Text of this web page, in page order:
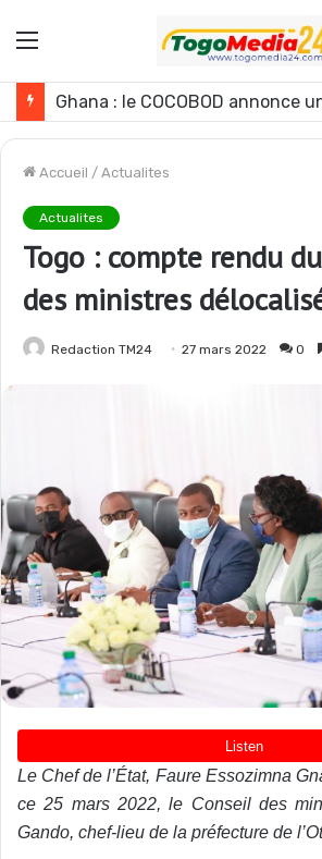
Menu
Accueil / Actualites
Actualites
Togo : compte rendu
des ministres
Redaction TM24 27 mars 2022 0
Le Chef de l’État, Faure Essozimna
ce 25 mars 2022, le Conseil des
Gando, chef-lieu de la préfecture de